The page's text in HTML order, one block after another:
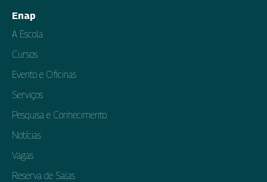
Enap
A Escola
Cursos
Evento e Oficinas
Serviços
Pesquisa e Conhecimento
Notícias
Vagas
Reserva de Salas